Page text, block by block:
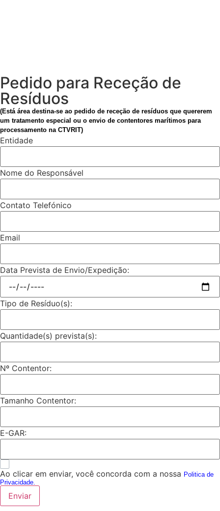
Pedido para Receção de
Resíduos
(Está área destina-se ao pedido de receção de resíduos que quererem
um tratamento especial ou o envio de contentores marítimos para
processamento na CTVRIT)
Entidade
Nome do Responsável
Contato Telefónico
Email
Data Prevista de Envio/Expedição:
Tipo de Resíduo(s):
Quantidade(s) prevista(s):
Nº Contentor:
Tamanho Contentor:
E-GAR:
Ao clicar em enviar, você concorda com a nossa Politica de
Privacidade.
Enviar